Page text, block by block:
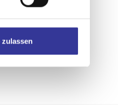
zulassen